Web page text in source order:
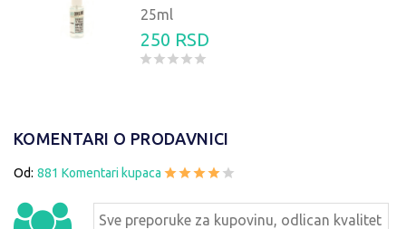
25ml
250 RSD
KOMENTARI O PRODAVNICI
Od: 881 Komentari kupaca
Sve preporuke za kupovinu, odlican kvalitet